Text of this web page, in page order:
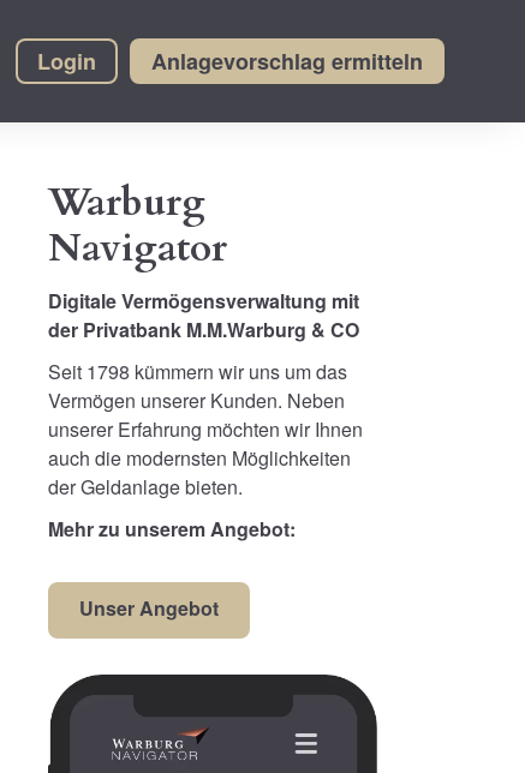
Login Anlagevorschlag ermitteln
Warburg
Navigator
Digitale Vermögensverwaltung mit
der Privatbank M.M.Warburg & CO
Seit 1798 kümmern wir uns um das
Vermögen unserer Kunden. Neben
unserer Erfahrung möchten wir Ihnen
auch die modernsten Möglichkeiten
der Geldanlage bieten.
Mehr zu unserem Angebot:
Unser Angebot